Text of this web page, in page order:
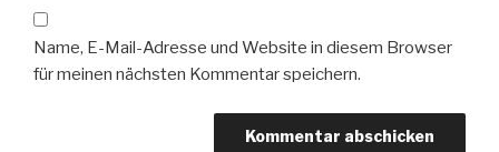
Name, E-Mail-Adresse und Website in diesem Browser
für meinen nächsten Kommentar speichern.